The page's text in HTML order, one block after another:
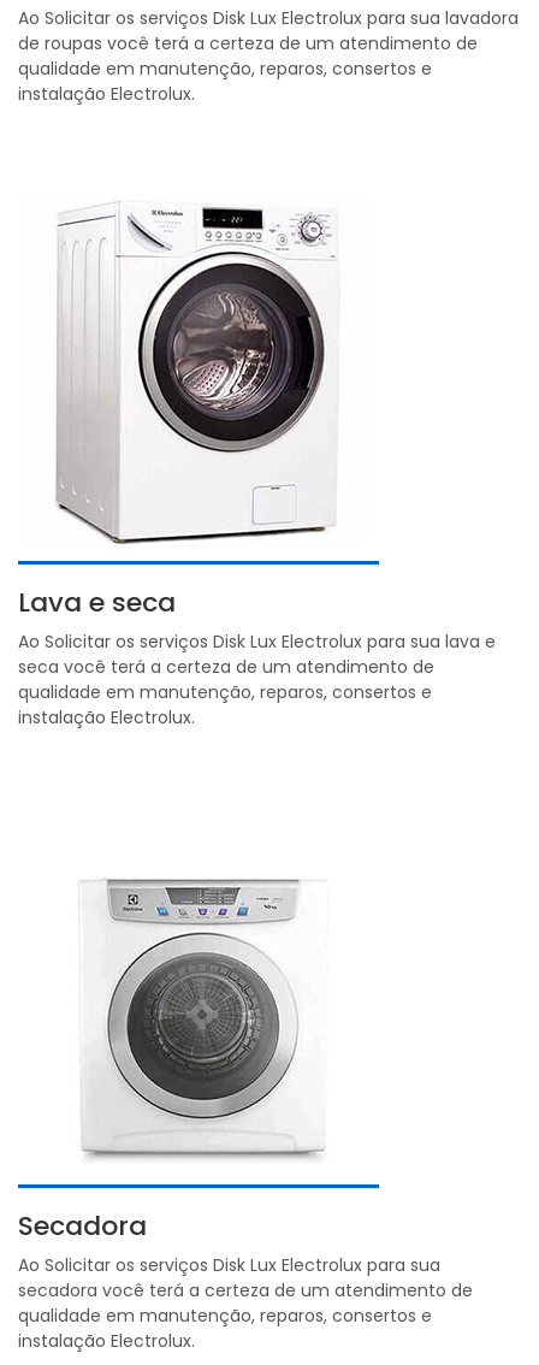
Ao Solicitar os serviços Disk Lux Electrolux para sua lavadora
de roupas você terá a certeza de um atendimento de
qualidade em manutenção, reparos, consertos e
instalação Electrolux.
Lava e seca
Ao Solicitar os serviços Disk Lux Electrolux para sua lava e
seca você terá a certeza de um atendimento de
qualidade em manutenção, reparos, consertos e
instalação Electrolux.
Secadora
Ao Solicitar os serviços Disk Lux Electrolux para sua
secadora você terá a certeza de um atendimento de
qualidade em manutenção, reparos, consertos e
instalação Electrolux.